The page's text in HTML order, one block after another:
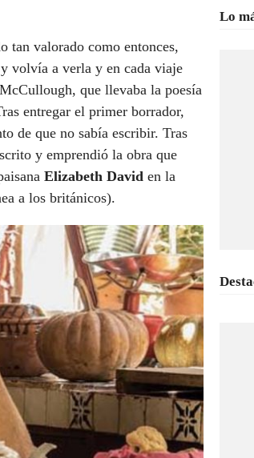
tan valorado como entonces,
volvía a verla y en cada viaje
que llevaba la poesía
entregar el primer borrador,
de que no sabía escribir. Tras
y emprendió la obra que
Elizabeth David en la
a los británicos).
Lo